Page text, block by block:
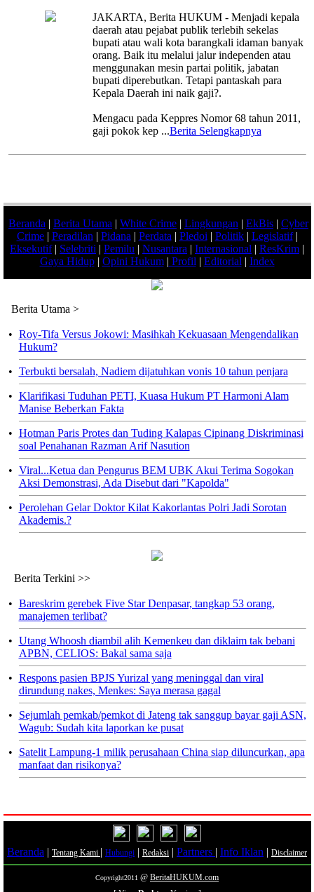
JAKARTA, Berita HUKUM - Menjadi kepala
daerah atau pejabat publik terlebih sekelas
bupati atau wali kota barangkali idaman banyak
orang. Baik itu melalui jalur independen atau
menggunakan mesin partai politik, jabatan
bupati diperebutkan. Tetapi pantaskah para
Kepala Daerah ini naik gaji?.
Mengacu pada Keppres Nomor 68 tahun 2011,
gaji pokok kep ...Berita Selengkapnya
Beranda | Berita Utama | White Crime | Lingkungan | EkBis | Cyber
Crime| Peradilan | Pidana | Perdata | Pledoi | Politik| Legislatif|
Eksekutif| Selebriti | Pemilu | Nusantara | Internasional | ResKrim |
Gaya Hidup| Opini Hukum| Profil | Editorial | Index
Berita Utama >
• Roy-Tifa Versus Jokowi: Masihkah Kekuasaan Mengendalikan
Hukum?
• Terbukti bersalah, Nadiem dijatuhkan vonis 10 tahun penjara
• Klarifikasi Tuduhan PETI, Kuasa Hukum PT Harmoni Alam
Manise Beberkan Fakta
• Hotman Paris Protes dan Tuding Kalapas Cipinang Diskriminasi
soal Penahanan Razman Arif Nasution
• Viral...Ketua dan Pengurus BEM UBK Akui Terima Sogokan
Aksi Demonstrasi, Ada Disebut dari "Kapolda"
• Perolehan Gelar Doktor Kilat Kakorlantas Polri Jadi Sorotan
Akademis.?
Berita Terkini >>
• Bareskrim gerebek Five Star Denpasar, tangkap 53 orang,
manajemen terlibat?
• Utang Whoosh diambil alih Kemenkeu dan diklaim tak bebani
APBN, CELIOS: Bakal sama saja
• Respons pasien BPJS Yurizal yang meninggal dan viral
dirundung nakes, Menkes: Saya merasa gagal
•
Sejumlah pemkab/pemkot di Jateng tak sanggup bayar gaji ASN,
Wagub: Sudah kita laporkan ke pusat
•
Satelit Lampung-1 milik perusahaan China siap diluncurkan, apa
manfaat dan risikonya?
Beranda | Tentang Kami | Hubungi | Redaksi | Partners | Info Iklan | Disclaimer
Copyright2011 @ BeritaHUKUM.com